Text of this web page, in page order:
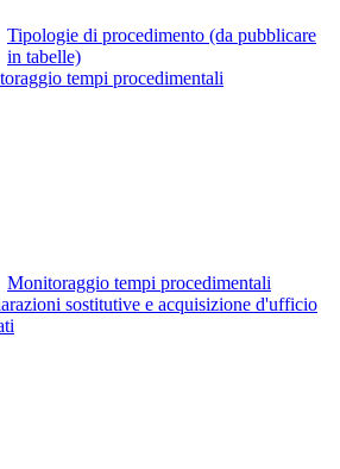
Tipologie di procedimento (da pubblicare
in tabelle)
tempi procedimentali
Monitoraggio tempi procedimentali
sostitutive e acquisizione d'ufficio